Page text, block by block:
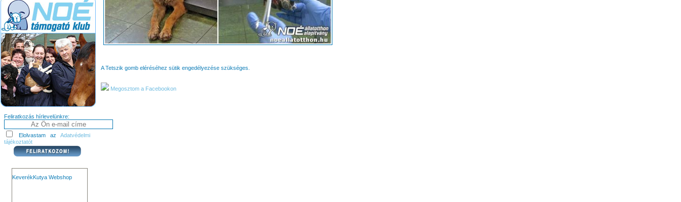
Feliratkozás hírlevelünkre:
Elolvastam az Adatvédelmi
tájékoztatót
KeverékKutya Webshop
A Tetszik gomb eléréséhez sütik engedélyezése szükséges.
Megosztom a Facebookon